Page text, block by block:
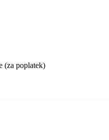
(za poplatek)